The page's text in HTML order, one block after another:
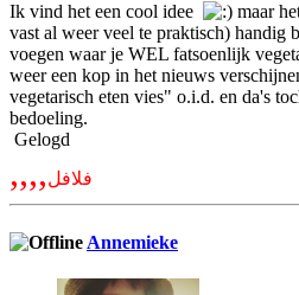
Ik vind het een cool idee
maar
vast al weer veel te praktisch) handig
voegen waar je WEL fatsoenlijk
weer een kop in het nieuws
vegetarisch eten vies" o.i.d. en da's
bedoeling.
Gelogd
,,,,فلافل
Annemieke